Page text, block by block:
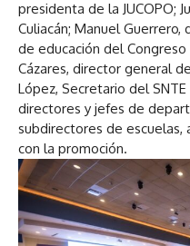
presidenta de la JUCOPO;
Culiacán; Manuel
de educación del
Cázares, director general
López, Secretario del
directores y jefes de
subdirectores de escuelas,
con la promoción.